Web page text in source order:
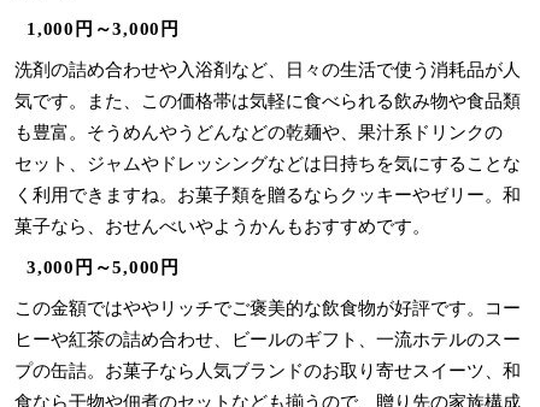
1,000円～3,000円
洗剤の詰め合わせや入浴剤など、日々の生活で使う消耗品が人
気です。また、この価格帯は気軽に食べられる飲み物や食品類
も豊富。そうめんやうどんなどの乾麺や、果汁系ドリンクの
セット、ジャムやドレッシングなどは日持ちを気にすることな
く利用できますね。お菓子類を贈るならクッキーやゼリー。和
菓子なら、おせんべいやようかんもおすすめです。
3,000円～5,000円
この金額ではややリッチでご褒美的な飲食物が好評です。コー
ヒーや紅茶の詰め合わせ、ビールのギフト、一流ホテルのスー
プの缶詰。お菓子なら人気ブランドのお取り寄せスイーツ、和
食なら干物や佃煮のセットなども揃うので、贈り先の家族構成